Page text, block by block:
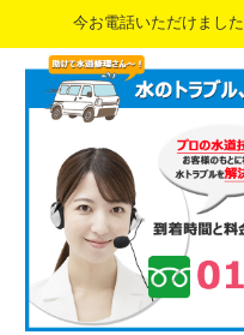
今お電話いただけまし